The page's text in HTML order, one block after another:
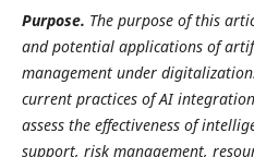
Purpose. The purpose of this
and potential applications of
management under
current practices of AI
assess the effectiveness of
support, risk management,